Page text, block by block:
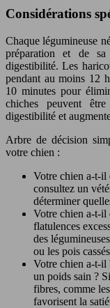
Considérations
Chaque légumineuse
préparation et de
digestibilité. Les
pendant au moins 12
10 minutes pour
chiches peuvent
digestibilité et
Arbre de décision
votre chien :
Votre chien a-t-il
consultez un
déterminer
Votre chien a-t-il
flatulences
des
ou les pois
Votre chien a-t-il
un poids sain ?
fibres, comme
favorisent la